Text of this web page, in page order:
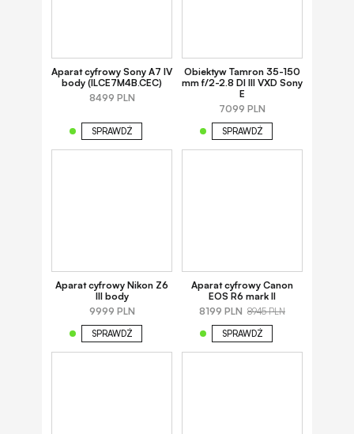
Aparat cyfrowy Sony A7 IV
body (ILCE7M4B.CEC)
8499 PLN
SPRAWDŹ
Obiektyw Tamron 35-150
mm f/2-2.8 DI III VXD Sony
E
7099 PLN
SPRAWDŹ
Aparat cyfrowy Nikon Z6
III body
9999 PLN
SPRAWDŹ
Aparat cyfrowy Canon
EOS R6 mark II
8199 PLN 8945 PLN
SPRAWDŹ